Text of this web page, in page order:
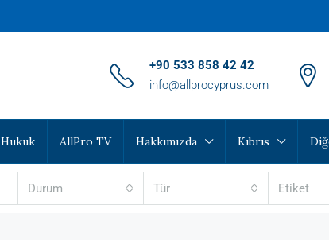
‪+90 533 858 42 42‬
info@allprocyprus.com
Hukuk AllPro TV Hakkımızda Kıbrıs
Durum Tür Etiket